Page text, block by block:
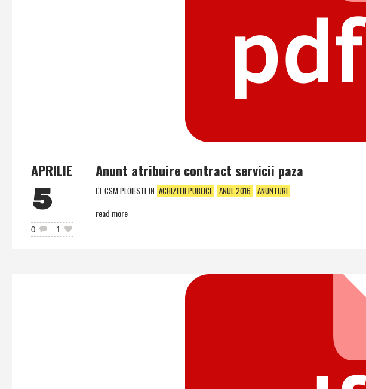
APRILIE
5
0 1
Anunt atribuire contract servicii paza
DECSM PLOIESTI IN ACHIZITII PUBLICE ANUL 2016 ANUNTURI
read more